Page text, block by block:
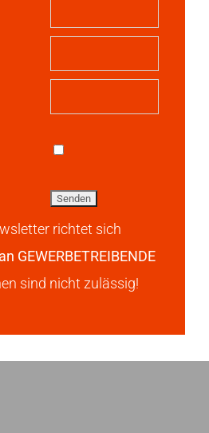
richtet sich
GEWERBETREIBENDE
sind nicht zulässig!